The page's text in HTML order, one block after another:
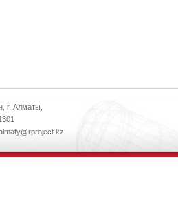
г. Алматы,